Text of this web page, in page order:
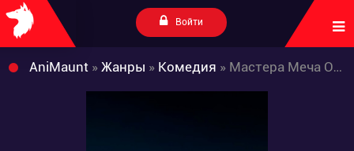
Войти
AniMaunt » Жанры » Комедия » Мастера Меча Оффлайн: Порядковый ранг